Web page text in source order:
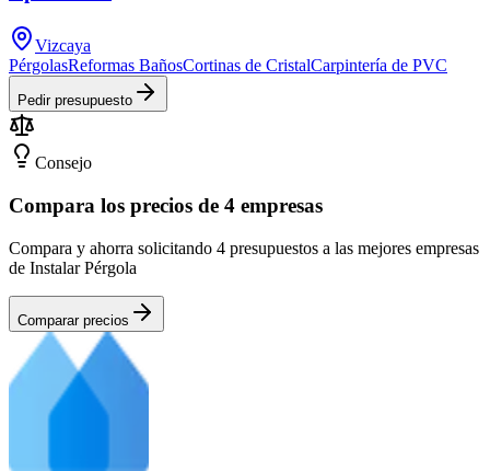
Vizcaya
PérgolasReformas BañosCortinas de CristalCarpintería de PVC
Pedir presupuesto
Consejo
Compara los precios de 4 empresas
Compara y ahorra solicitando 4 presupuestos a las mejores empresas
de Instalar Pérgola
Comparar precios